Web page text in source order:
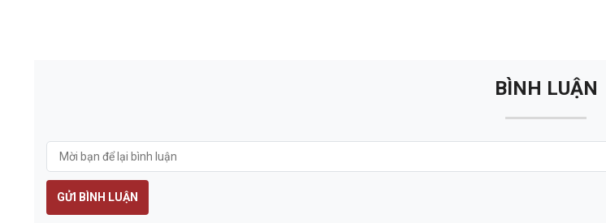
BÌNH LUẬN
GỬI BÌNH LUẬN